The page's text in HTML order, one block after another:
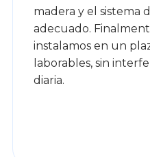
madera y el sistema
adecuado.
instalamos en un
laborables, sin
diaria.